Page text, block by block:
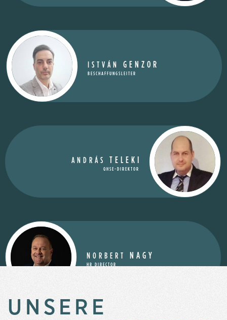
ISTVÁNGENZOR
BESCHAFFUNGSLEITER
ANDRÁS TELEKI
QHSE-DIREKTOR
NORBERT NAGY
HR DIRECTOR
UNSERE